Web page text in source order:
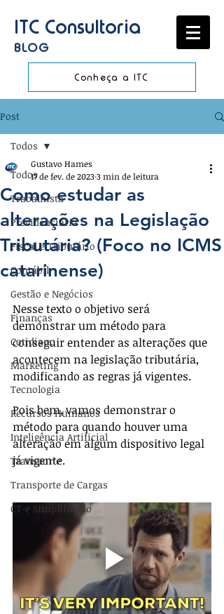
ITC Consultoria
BLOG
Conheça a ITC
Post
Todos
Trabalhista
Previdenciária
Fiscal e Tributário
Contábil
Gestão e Negócios
Finanças
Cotidiano
Marketing
Tecnologia
Recursos Humanos
Inteligência Artificial
Transporte
Transporte de Cargas
CT-e Simplificado
Todos
Como estudar as
alterações na Legislação
Tributária? (Foco no ICMS
catarinense)
Gustavo Hames
17 de fev. de 20233 min de leitura
Nesse texto o objetivo será
demonstrar um método para
conseguir entender as alterações que
acontecem na legislação tributária,
modificando as regras já vigentes.
Pois bem, vamos demonstrar o
método para quando houver uma
alteração em algum dispositivo legal
já vigente.